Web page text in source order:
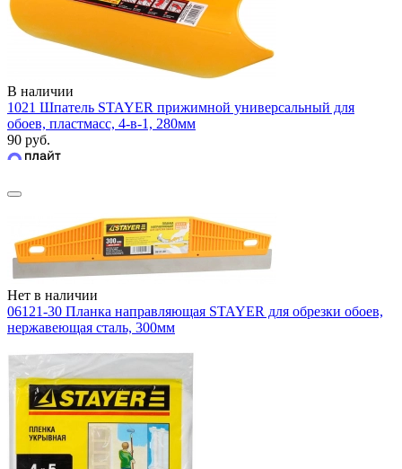
В наличии
1021 Шпатель STAYER прижимной универсальный для
обоев, пластмасс, 4-в-1, 280мм
90 руб.
Нет в наличии
06121-30 Планка направляющая STAYER для обрезки обоев,
нержавеющая сталь, 300мм